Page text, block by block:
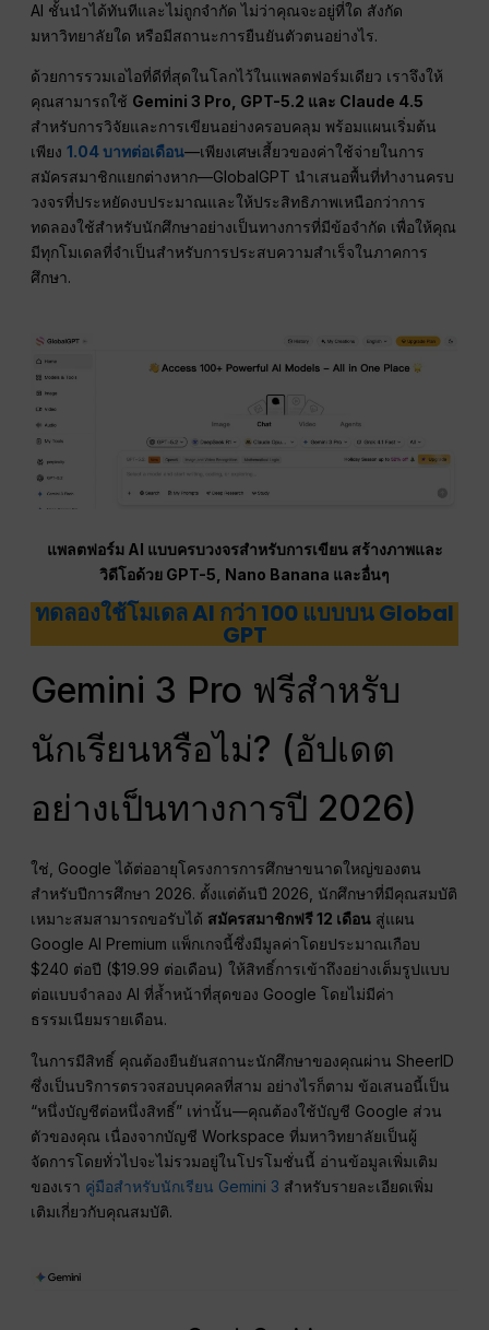
AI ชั้นนำได้ทันทีและไม่ถูกจำกัด ไม่ว่าคุณจะอยู่ที่ใด สังกัด
มหาวิทยาลัยใด หรือมีสถานะการยืนยันตัวตนอย่างไร.
ด้วยการรวมเอไอที่ดีที่สุดในโลกไว้ในแพลตฟอร์มเดียว เราจึงให้
คุณสามารถใช้ Gemini 3 Pro, GPT-5.2 และ Claude 4.5
สำหรับการวิจัยและการเขียนอย่างครอบคลุม พร้อมแผนเริ่มต้น
เพียง 1.04 บาทต่อเดือน—เพียงเศษเสี้ยวของค่าใช้จ่ายในการ
สมัครสมาชิกแยกต่างหาก—GlobalGPT นำเสนอพื้นที่ทำงานครบ
วงจรที่ประหยัดงบประมาณและให้ประสิทธิภาพเหนือกว่าการ
ทดลองใช้สำหรับนักศึกษาอย่างเป็นทางการที่มีข้อจำกัด เพื่อให้คุณ
มีทุกโมเดลที่จำเป็นสำหรับการประสบความสำเร็จในภาคการ
ศึกษา.
แพลตฟอร์ม AI แบบครบวงจรสำหรับการเขียน สร้างภาพและ
วิดีโอด้วย GPT-5, Nano Banana และอื่นๆ
ทดลองใช้โมเดล AI กว่า 100 แบบบน Global
GPT
Gemini 3 Pro ฟรีสำหรับ
นักเรียนหรือไม่? (อัปเดต
อย่างเป็นทางการปี 2026)
ใช่, Google ได้ต่ออายุโครงการการศึกษาขนาดใหญ่ของตน
สำหรับปีการศึกษา 2026. ตั้งแต่ต้นปี 2026, นักศึกษาที่มีคุณสมบัติ
เหมาะสมสามารถขอรับได้ สมัครสมาชิกฟรี 12 เดือน สู่แผน
Google AI Premium แพ็กเกจนี้ซึ่งมีมูลค่าโดยประมาณเกือบ
$240 ต่อปี ($19.99 ต่อเดือน) ให้สิทธิ์การเข้าถึงอย่างเต็มรูปแบบ
ต่อแบบจำลอง AI ที่ล้ำหน้าที่สุดของ Google โดยไม่มีค่า
ธรรมเนียมรายเดือน.
ในการมีสิทธิ์ คุณต้องยืนยันสถานะนักศึกษาของคุณผ่าน SheerID
ซึ่งเป็นบริการตรวจสอบบุคคลที่สาม อย่างไรก็ตาม ข้อเสนอนี้เป็น
“หนึ่งบัญชีต่อหนึ่งสิทธิ์” เท่านั้น—คุณต้องใช้บัญชี Google ส่วน
ตัวของคุณ เนื่องจากบัญชี Workspace ที่มหาวิทยาลัยเป็นผู้
จัดการโดยทั่วไปจะไม่รวมอยู่ในโปรโมชั่นนี้ อ่านข้อมูลเพิ่มเติม
ของเรา คู่มือสำหรับนักเรียน Gemini 3 สำหรับรายละเอียดเพิ่ม
เติมเกี่ยวกับคุณสมบัติ.